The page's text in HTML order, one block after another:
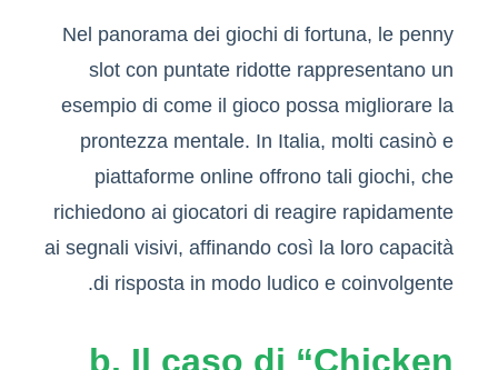
Nel panorama dei giochi di fortuna, le penny
slot con puntate ridotte rappresentano un
esempio di come il gioco possa migliorare la
prontezza mentale. In Italia, molti casinò e
piattaforme online offrono tali giochi, che
richiedono ai giocatori di reagire rapidamente
ai segnali visivi, affinando così la loro capacità
di risposta in modo ludico e coinvolgente.
b. Il caso di “Chicken